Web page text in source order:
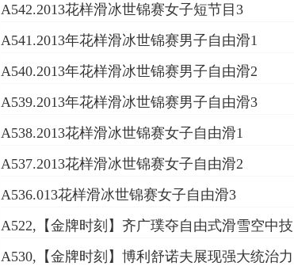
A542.2013花样滑冰世锦赛女子短节目3
A541.2013年花样滑冰世锦赛男子自由滑1
A540.2013年花样滑冰世锦赛男子自由滑2
A539.2013年花样滑冰世锦赛男子自由滑3
A538.2013花样滑冰世锦赛女子自由滑1
A537.2013花样滑冰世锦赛女子自由滑2
A536.013花样滑冰世锦赛女子自由滑3